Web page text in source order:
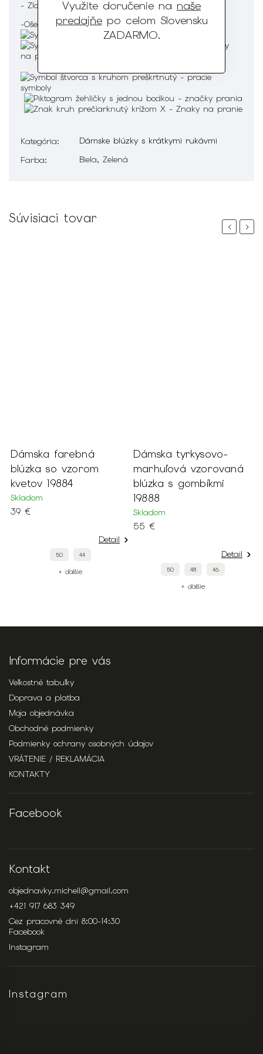
Využite doručenie na naše
predajňepo celom Slovensku
ZADARMO.
- Zloženie : 95% Viskóza 5% Elastan
-Ošetrenie :
Kategória:
Dámske blúzky s krátkymi rukávmi
Farba: Biela, Zelená
Súvisiaci tovar
Previous
Dámska farebná
blúzka so vzorom
kvetov 19884
Skladom
39 €
Detail
50 44
+ ďalšie
Dámska tyrkysovo-
marhuľová vzorovaná
blúzka s gombíkmi
19888
Skladom
55 €
Detail
50 48 46
+ ďalšie
Next
Informácie pre vás
Veľkostné tabuľky
Doprava a platba
Moja objednávka
Obchodné podmienky
Podmienky ochrany osobných údajov
VRÁTENIE / REKLAMÁCIA
KONTAKTY
Facebook
Kontakt
objednavky.michell@gmail.com
+421 917 683 349
Cez pracovné dni 8:00-14:30
Facebook
Instagram
Instagram